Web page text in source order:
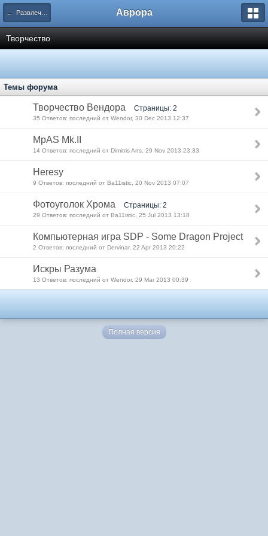
← Развлечения и хобби Аврора
Творчество
Темы форума
Творчество Вендора Страницы: 2
35 Ответов: последний от Wendor, 30 Dec 2013 12:37
MpAS Mk.II
14 Ответов: последний от Dimitris Arrs, 29 Nov 2013 23:33
Heresy
9 Ответов: последний от Ba11istic, 20 Nov 2013 07:07
Фотоуголок Хрома Страницы: 2
29 Ответов: последний от Ba11istic, 25 Jul 2013 13:18
Компьютерная игра SDP - Some Dragon Project
2 Ответов: последний от Dervinar, 22 Apr 2013 20:22
Искры Разума
13 Ответов: последний от Wendor, 29 Mar 2013 00:39
Полная версия